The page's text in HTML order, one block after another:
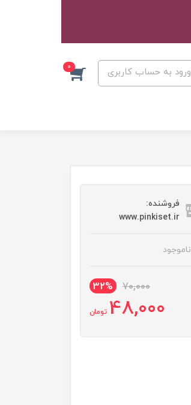
ورود به حساب کاربری 0
فروشنده:
www.pinkiset.ir
ناموجود
70,000
32%
48,000 تومان